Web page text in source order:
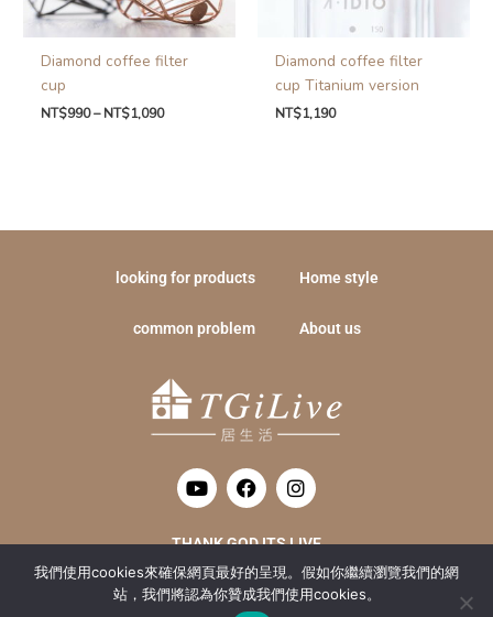
Diamond coffee filter
cup
NT$990–NT$1,090
Diamond coffee filter
cup Titanium version
NT$1,190
looking for products Home style
common problem About us
Y
o
u
t
b
e
F
a
c
e
o
o
I
n
s
t
g
r
THANK GOD ITS LIVE
居生活數位整合有限公司 統編 : 52415016
我們使用cookies來確保網頁最好的呈現。假如你繼續瀏覽我們的網
站，我們將認為你贊成我們使用cookies。